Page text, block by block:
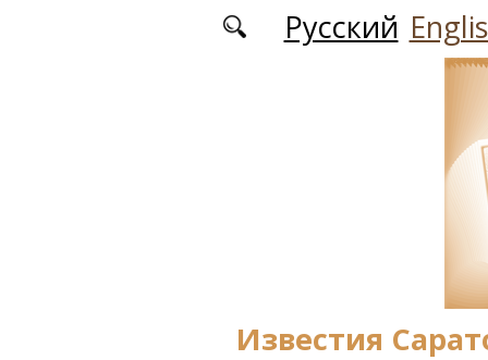
Перейти к основному содержаниюРусский
Известия